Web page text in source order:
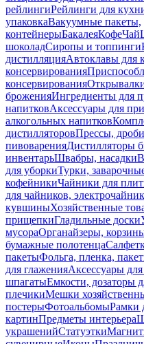
рейлингиРейлинги для
упаковкаВакуумные пакеты,
контейнерыБакалеяКофеЧай
шоколадСиропы и топпинги
дистилляцияАвтоклавы для
консервирования
консервирования
броженияИнгредиенты для
напитковАксессуары для
алкогольных напитков
дистилляторовПрессы,
пивоваренияДистилляторы
инвентарьШвабры, насадки
для уборкиТурки,
кофейникиЧайники для
для чайников,
кувшиныХозяйственные
прищепкиГладильные доски
мусораОрганайзеры,
бумажные полотенца
пакетыФольга, пленка,
для глаженияАксессуары
шпагатыЕмкости, дозаторы
плечикиМешки
постерыФотоальбомыРамки
картинПредметы интерьера
украшенийСтатуэтки